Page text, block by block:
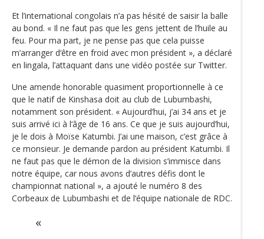
Et l’international congolais n’a pas hésité de saisir la balle
au bond. « Il ne faut pas que les gens jettent de l’huile au
feu. Pour ma part, je ne pense pas que cela puisse
m’arranger d‘être en froid avec mon président », a déclaré
en lingala, l’attaquant dans une vidéo postée sur Twitter.
Une amende honorable quasiment proportionnelle à ce
que le natif de Kinshasa doit au club de Lubumbashi,
notamment son président. « Aujourd’hui, j’ai 34 ans et je
suis arrivé ici à l‘âge de 16 ans. Ce que je suis aujourd’hui,
je le dois à Moïse Katumbi. J’ai une maison, c’est grâce à
ce monsieur. Je demande pardon au président Katumbi. Il
ne faut pas que le démon de la division s’immisce dans
notre équipe, car nous avons d’autres défis dont le
championnat national », a ajouté le numéro 8 des
Corbeaux de Lubumbashi et de l‘équipe nationale de RDC.